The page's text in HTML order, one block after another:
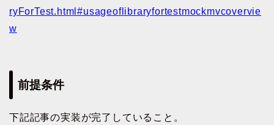
ryForTest.html#usageoflibraryfortestmockmvcovervie
w
前提条件
下記記事の実装が完了していること。